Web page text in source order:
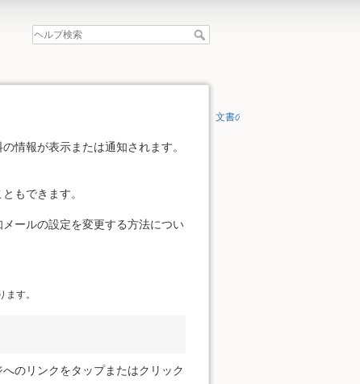
情報が表示または通知されます。
もできます。
ールの設定を変更する方法につい
す。
のリンクをタップまたはクリック
文書の先頭へ